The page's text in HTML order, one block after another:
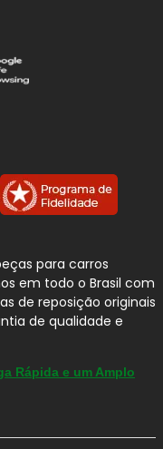
para carros
em todo o Brasil com
de reposição originais
de qualidade e
Rápida e um Amplo